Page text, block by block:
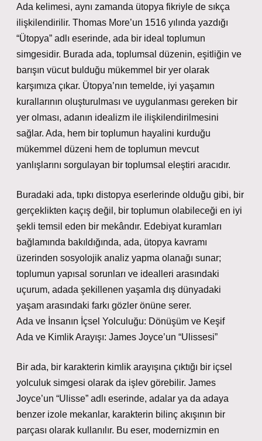
Ada kelimesi, aynı zamanda ütopya fikriyle de sıkça
ilişkilendirilir. Thomas More’un 1516 yılında yazdığı
“Ütopya” adlı eserinde, ada bir ideal toplumun
simgesidir. Burada ada, toplumsal düzenin, eşitliğin ve
barışın vücut bulduğu mükemmel bir yer olarak
karşımıza çıkar. Ütopya’nın temelde, iyi yaşamın
kurallarının oluşturulması ve uygulanması gereken bir
yer olması, adanın idealizm ile ilişkilendirilmesini
sağlar. Ada, hem bir toplumun hayalini kurduğu
mükemmel düzeni hem de toplumun mevcut
yanlışlarını sorgulayan bir toplumsal eleştiri aracıdır.
Buradaki ada, tıpkı distopya eserlerinde olduğu gibi, bir
gerçeklikten kaçış değil, bir toplumun olabileceği en iyi
şekli temsil eden bir mekândır. Edebiyat kuramları
bağlamında bakıldığında, ada, ütopya kavramı
üzerinden sosyolojik analiz yapma olanağı sunar;
toplumun yapısal sorunları ve idealleri arasındaki
uçurum, adada şekillenen yaşamla dış dünyadaki
yaşam arasındaki farkı gözler önüne serer.
Ada ve İnsanın İçsel Yolculuğu: Dönüşüm ve Keşif
Ada ve Kimlik Arayışı: James Joyce’un “Ulissesi”
Bir ada, bir karakterin kimlik arayışına çıktığı bir içsel
yolculuk simgesi olarak da işlev görebilir. James
Joyce’un “Ulisse” adlı eserinde, adalar ya da adaya
benzer izole mekanlar, karakterin bilinç akışının bir
parçası olarak kullanılır. Bu eser, modernizmin en